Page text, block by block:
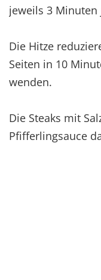
jeweils 3 Minuten
Die Hitze
Seiten in 10
wenden.
Die Steaks mit
Pfifferlingsauce